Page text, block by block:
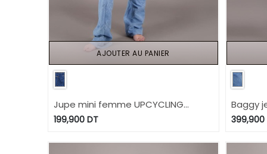
Jupe mini femme UPCYCLING
METHODS - TUNIS FASHION WEEK
199,900DT
AJOUTER AU PANIER
Baggy
TUNIS
399,900